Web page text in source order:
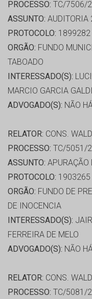
PROCESSO: TC/7506/
ASSUNTO: AUDITORIA
PROTOCOLO: 1899282
ORGÃO: FUNDO
TABOADO
INTERESSADO(S):
MARCIO GARCIA
ADVOGADO(S): NÃO
RELATOR: CONS.
PROCESSO: TC/5051/
ASSUNTO: APURAÇÃO
PROTOCOLO: 1903265
ORGÃO: FUNDO DE
DE INOCENCIA
INTERESSADO(S):
FERREIRA DE MELO
ADVOGADO(S): NÃO
RELATOR: CONS.
PROCESSO: TC/5081/